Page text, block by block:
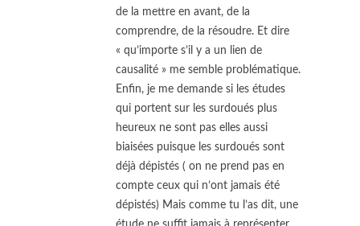
de la mettre en avant, de la
comprendre, de la résoudre. Et dire
« qu’importe s’il y a un lien de
causalité » me semble problématique.
Enfin, je me demande si les études
qui portent sur les surdoués plus
heureux ne sont pas elles aussi
biaisées puisque les surdoués sont
déjà dépistés ( on ne prend pas en
compte ceux qui n’ont jamais été
dépistés) Mais comme tu l’as dit, une